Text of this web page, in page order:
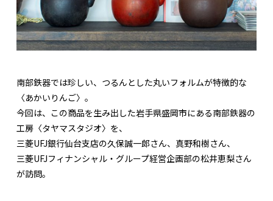
南部鉄器では珍しい、つるんとした丸いフォルムが特徴的な
〈あかいりんご〉。
今回は、この商品を生み出した岩手県盛岡市にある南部鉄器の
工房〈タヤマスタジオ〉を、
三菱UFJ銀行仙台支店の久保誠一郎さん、真野和樹さん、
三菱UFJフィナンシャル・グループ経営企画部の松井恵梨さん
が訪問。